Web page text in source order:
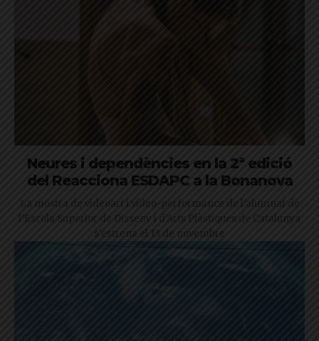
Neures i dependències en la 2ª edició
del Reacciona ESDAPC a la Bonanova
La mostra de videoart i vídeo-performance de l'alumnat de
l’Escola Superior de Disseny i d'Arts Plàstiques de Catalunya
s'estrena el 13 de novembre